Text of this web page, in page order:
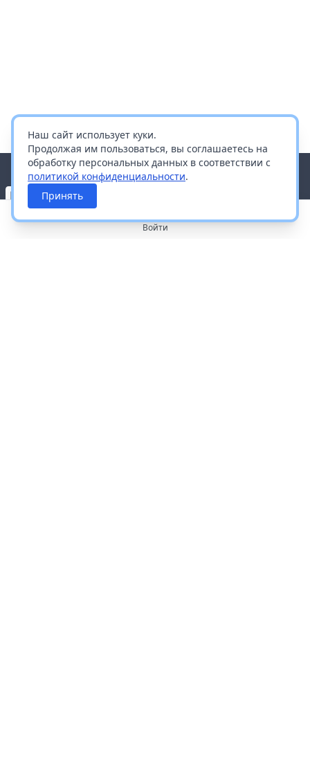
Наш сайт использует куки.
Продолжая им пользоваться, вы соглашаетесь на
обработку персональных данных в соответствии с
политикой конфиденциальности.
Принять
Войти